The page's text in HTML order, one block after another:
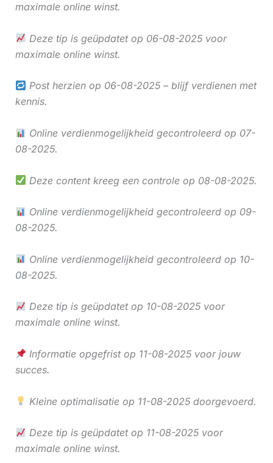
maximale online winst.
Deze tip is geüpdatet op 06-08-2025 voor
maximale online winst.
Post herzien op 06-08-2025 – blijf verdienen met
kennis.
Online verdienmogelijkheid gecontroleerd op 07-
08-2025.
Deze content kreeg een controle op 08-08-2025.
Online verdienmogelijkheid gecontroleerd op 09-
08-2025.
Online verdienmogelijkheid gecontroleerd op 10-
08-2025.
Deze tip is geüpdatet op 10-08-2025 voor
maximale online winst.
Informatie opgefrist op 11-08-2025 voor jouw
succes.
Kleine optimalisatie op 11-08-2025 doorgevoerd.
Deze tip is geüpdatet op 11-08-2025 voor
maximale online winst.